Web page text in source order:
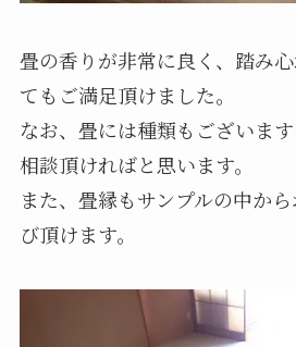
畳の香りが非常に良く、踏み
てもご満足頂けました。
なお、畳には種類もございま
相談頂ければと思います。
また、畳縁もサンプルの中か
び頂けます。